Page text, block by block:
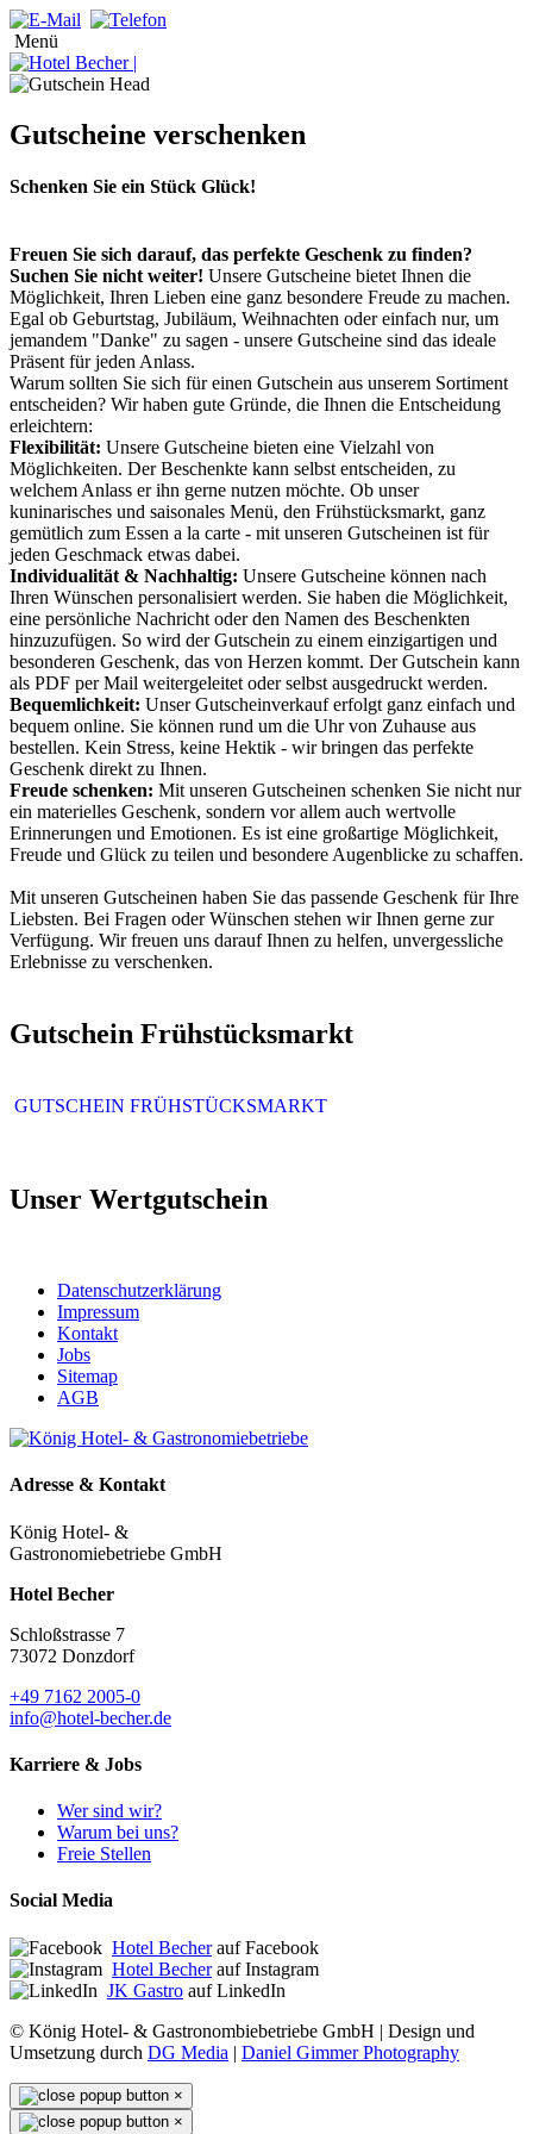
Menü
Gutscheine verschenken
Schenken Sie ein Stück Glück!
Freuen Sie sich darauf, das perfekte Geschenk zu finden?
Suchen Sie nicht weiter! Unsere Gutscheine bietet Ihnen die
Möglichkeit, Ihren Lieben eine ganz besondere Freude zu machen.
Egal ob Geburtstag, Jubiläum, Weihnachten oder einfach nur, um
jemandem "Danke" zu sagen - unsere Gutscheine sind das ideale
Präsent für jeden Anlass.
Warum sollten Sie sich für einen Gutschein aus unserem Sortiment
entscheiden? Wir haben gute Gründe, die Ihnen die Entscheidung
erleichtern:
Flexibilität: Unsere Gutscheine bieten eine Vielzahl von
Möglichkeiten. Der Beschenkte kann selbst entscheiden, zu
welchem Anlass er ihn gerne nutzen möchte. Ob unser
kuninarisches und saisonales Menü, den Frühstücksmarkt, ganz
gemütlich zum Essen a la carte - mit unseren Gutscheinen ist für
jeden Geschmack etwas dabei.
Individualität & Nachhaltig: Unsere Gutscheine können nach
Ihren Wünschen personalisiert werden. Sie haben die Möglichkeit,
eine persönliche Nachricht oder den Namen des Beschenkten
hinzuzufügen. So wird der Gutschein zu einem einzigartigen und
besonderen Geschenk, das von Herzen kommt. Der Gutschein kann
als PDF per Mail weitergeleitet oder selbst ausgedruckt werden.
Bequemlichkeit: Unser Gutscheinverkauf erfolgt ganz einfach und
bequem online. Sie können rund um die Uhr von Zuhause aus
bestellen. Kein Stress, keine Hektik - wir bringen das perfekte
Geschenk direkt zu Ihnen.
Freude schenken: Mit unseren Gutscheinen schenken Sie nicht nur
ein materielles Geschenk, sondern vor allem auch wertvolle
Erinnerungen und Emotionen. Es ist eine großartige Möglichkeit,
Freude und Glück zu teilen und besondere Augenblicke zu schaffen.
Mit unseren Gutscheinen haben Sie das passende Geschenk für Ihre
Liebsten. Bei Fragen oder Wünschen stehen wir Ihnen gerne zur
Verfügung. Wir freuen uns darauf Ihnen zu helfen, unvergessliche
Erlebnisse zu verschenken.
Gutschein Frühstücksmarkt
GUTSCHEIN FRÜHSTÜCKSMARKT
Unser Wertgutschein
Datenschutzerklärung
Impressum
Kontakt
Jobs
Sitemap
AGB
Adresse & Kontakt
König Hotel- &
Gastronomiebetriebe GmbH
Hotel Becher
Schloßstrasse 7
73072 Donzdorf
+49 7162 2005-0
info@hotel-becher.de
Karriere & Jobs
Wer sind wir?
Warum bei uns?
Freie Stellen
Social Media
Hotel Becherauf Facebook
Hotel Becherauf Instagram
JK Gastro auf LinkedIn
© König Hotel- & Gastronombiebetriebe GmbH | Design und
Umsetzung durch DG Media | Daniel Gimmer Photography
×
×